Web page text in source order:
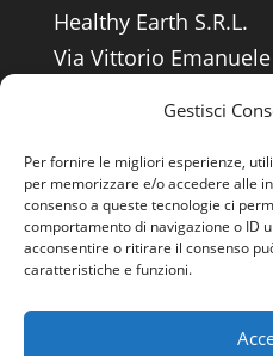
Gestisci
Per fornire le migliori esperienze,
per memorizzare e/o accedere alle
consenso a queste tecnologie ci
comportamento di navigazione o ID
acconsentire o ritirare il consenso
caratteristiche e funzioni.
Healthy Earth S.R.L.
Via Vittorio
Contatti